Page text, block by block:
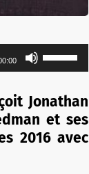
les
haut/bas
pour
augmenter
Jonathan
et ses
2016 avec